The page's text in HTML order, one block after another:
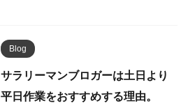
Blog
サラリーマンブロガーは土日より
平日作業をおすすめする理由。